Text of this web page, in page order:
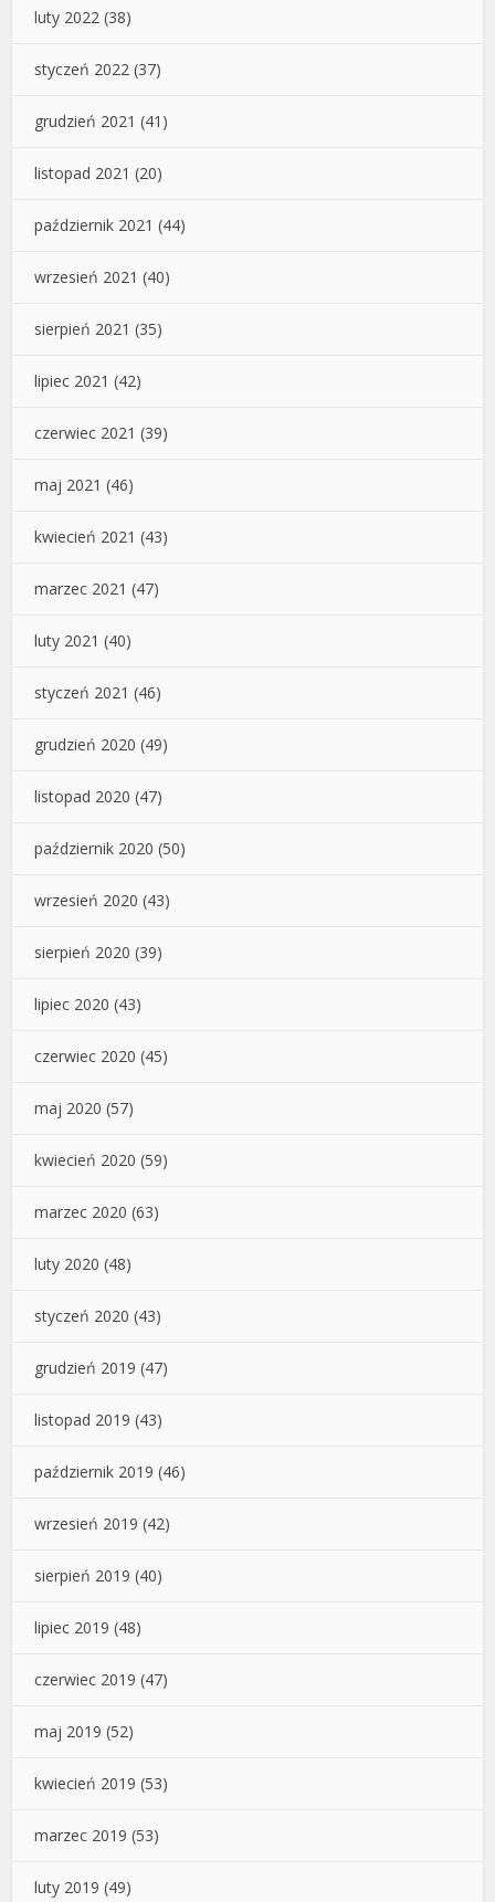
luty 2022 (38)
styczeń 2022 (37)
grudzień 2021 (41)
listopad 2021 (20)
październik 2021 (44)
wrzesień 2021 (40)
sierpień 2021 (35)
lipiec 2021 (42)
czerwiec 2021 (39)
maj 2021 (46)
kwiecień 2021 (43)
marzec 2021 (47)
luty 2021 (40)
styczeń 2021 (46)
grudzień 2020 (49)
listopad 2020 (47)
październik 2020 (50)
wrzesień 2020 (43)
sierpień 2020 (39)
lipiec 2020 (43)
czerwiec 2020 (45)
maj 2020 (57)
kwiecień 2020 (59)
marzec 2020 (63)
luty 2020 (48)
styczeń 2020 (43)
grudzień 2019 (47)
listopad 2019 (43)
październik 2019 (46)
wrzesień 2019 (42)
sierpień 2019 (40)
lipiec 2019 (48)
czerwiec 2019 (47)
maj 2019 (52)
kwiecień 2019 (53)
marzec 2019 (53)
luty 2019 (49)